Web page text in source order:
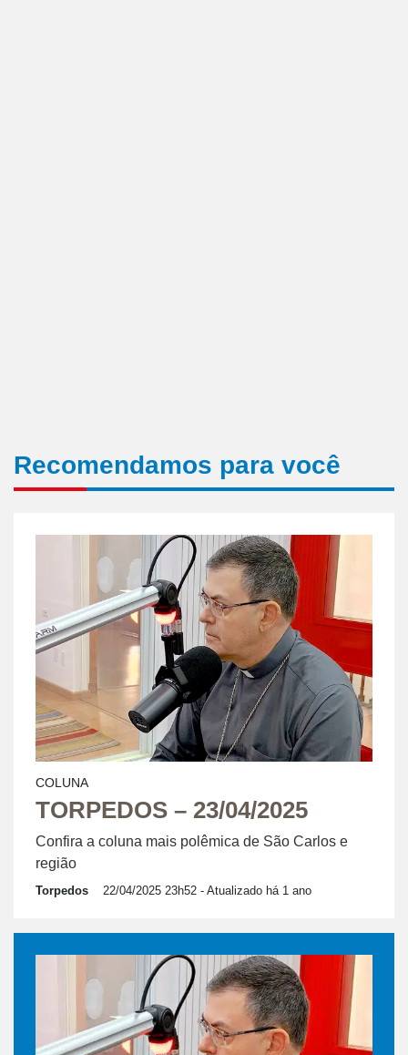
Recomendamos para você
COLUNA
TORPEDOS – 23/04/2025
Confira a coluna mais polêmica de São Carlos e
região
Torpedos 22/04/2025 23h52 - Atualizado há 1 ano